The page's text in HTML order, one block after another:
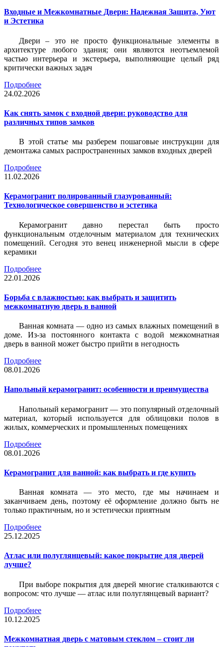
Входные и Межкомнатные Двери: Надежная Защита, Уют
и Эстетика
Двери – это не просто функциональные элементы в
архитектуре любого здания; они являются неотъемлемой
частью интерьера и экстерьера, выполняющие целый ряд
критически важных задач
Подробнее
24.02.2026
Как снять замок с входной двери: руководство для
различных типов замков
В этой статье мы разберем пошаговые инструкции для
демонтажа самых распространенных замков входных дверей
Подробнее
11.02.2026
Керамогранит полированный глазурованный:
Технологическое совершенство и эстетика
Керамогранит давно перестал быть просто
функциональным отделочным материалом для технических
помещений. Сегодня это венец инженерной мысли в сфере
керамики
Подробнее
22.01.2026
Борьба с влажностью: как выбрать и защитить
межкомнатную дверь в ванной
Ванная комната — одно из самых влажных помещений в
доме. Из-за постоянного контакта с водой межкомнатная
дверь в ванной может быстро прийти в негодность
Подробнее
08.01.2026
Напольный керамогранит: особенности и преимущества
Напольный керамогранит — это популярный отделочный
материал, который используется для облицовки полов в
жилых, коммерческих и промышленных помещениях
Подробнее
08.01.2026
Керамогранит для ванной: как выбрать и где купить
Ванная комната — это место, где мы начинаем и
заканчиваем день, поэтому её оформление должно быть не
только практичным, но и эстетически приятным
Подробнее
25.12.2025
Атлас или полуглянцевый: какое покрытие для дверей
лучше?
При выборе покрытия для дверей многие сталкиваются с
вопросом: что лучше — атлас или полуглянцевый вариант?
Подробнее
10.12.2025
Межкомнатная дверь с матовым стеклом – стоит ли